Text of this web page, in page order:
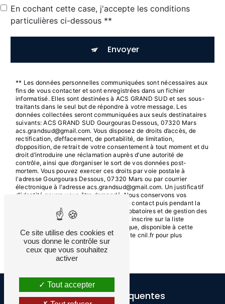
En cochant cette case, j'accepte les conditions
particulières ci-dessous **
Envoyer
** Les données personnelles communiquées sont nécessaires aux
fins de vous contacter et sont enregistrées dans un fichier
informatisé. Elles sont destinées à ACS GRAND SUD et ses sous-
traitants dans le seul but de répondre à votre message. Les
données collectées seront communiquées aux seuls destinataires
suivants: ACS GRAND SUD Gourgouras Dessous, 07320 Mars
acs.grandsud@gmail.com. Vous disposez de droits d’accès, de
rectification, d’effacement, de portabilité, de limitation,
d’opposition, de retrait de votre consentement à tout moment et du
droit d’introduire une réclamation auprès d’une autorité de
contrôle, ainsi que d’organiser le sort de vos données post-
mortem. Vous pouvez exercer ces droits par voie postale à
l'adresse Gourgouras Dessous, 07320 Mars ou par courrier
électronique à l'adresse acs.grandsud@gmail.com. Un justificatif
d'identité pourra vous être demandé. Nous conservons vos
données pendant la période de prise de contact puis pendant la
durée de prescription légale aux fins probatoires et de gestion des
contentieux. Vous avez le droit de vous inscrire sur la liste
d'opposition au démarchage téléphonique, disponible à cette
adresse:Bloctel.gouv.fr. Consultez le site cnil.fr pour plus
d’informations sur vos droits.
Recherches fréquentes
Ce site utilise des cookies et
vous donne le contrôle sur
ceux que vous souhaitez
activer
Tout accepter